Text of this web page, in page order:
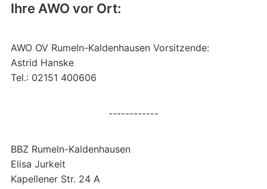
Ihre AWO vor Ort:
AWO OV Rumeln-Kaldenhausen Vorsitzende:
Astrid Hanske
Tel.: 02151 400606
------------
BBZ Rumeln-Kaldenhausen
Elisa Jurkeit
Kapellener Str. 24 A